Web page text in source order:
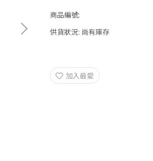
商品編號:
供貨狀況: 尚有庫存
加入最愛